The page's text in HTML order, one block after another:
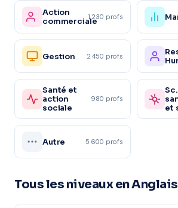
Action
commerciale1 230 profs
Gestion 2 450 profs
Santé et
action
sociale
980 profs
Sc.
et
Autre 5 600 profs
Tous les niveaux en